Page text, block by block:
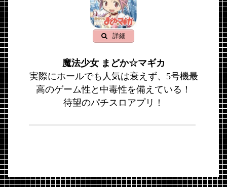
詳細
魔法少女 まどか☆マギカ
実際にホールでも人気は衰えず、5号機最
高のゲーム性と中毒性を備えている！
待望のパチスロアプリ！